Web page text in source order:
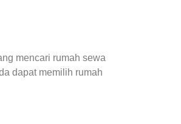
mencari rumah sewa
dapat memilih rumah